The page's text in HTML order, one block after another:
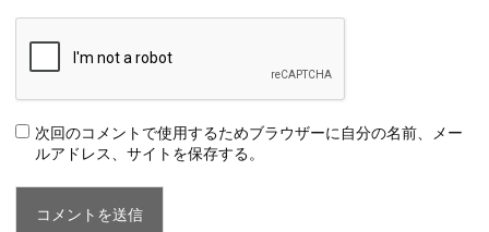
次回のコメントで使用するためブラウザーに自分の名前、メー
ルアドレス、サイトを保存する。